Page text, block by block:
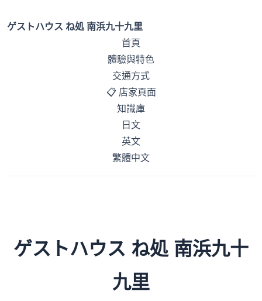
ゲストハウス ね処 南浜九十九里
首頁
體驗與特色
交通方式
📋 店家頁面
知識庫
日文
英文
繁體中文
ゲストハウス ね処 南浜九十
九里